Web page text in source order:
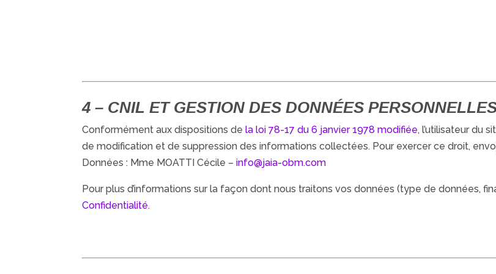
4 – CNIL ET GESTION DES DONNÉES
Conformément aux dispositions de la loi 78-17 du 6 janvier 1978 modifiée, l’utilisateur du
de modification et de suppression des informations collectées. Pour exercer ce droit,
Données : Mme MOATTI Cécile – info@jaia-obm.com
Pour plus d’informations sur la façon dont nous traitons vos données (type de données,
Confidentialité.